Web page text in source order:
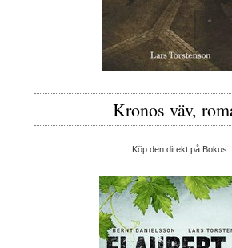
Kronos väv,
Köp den direkt på Bokus